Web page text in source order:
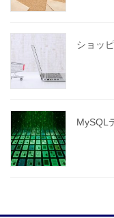
ショッ
MySQL